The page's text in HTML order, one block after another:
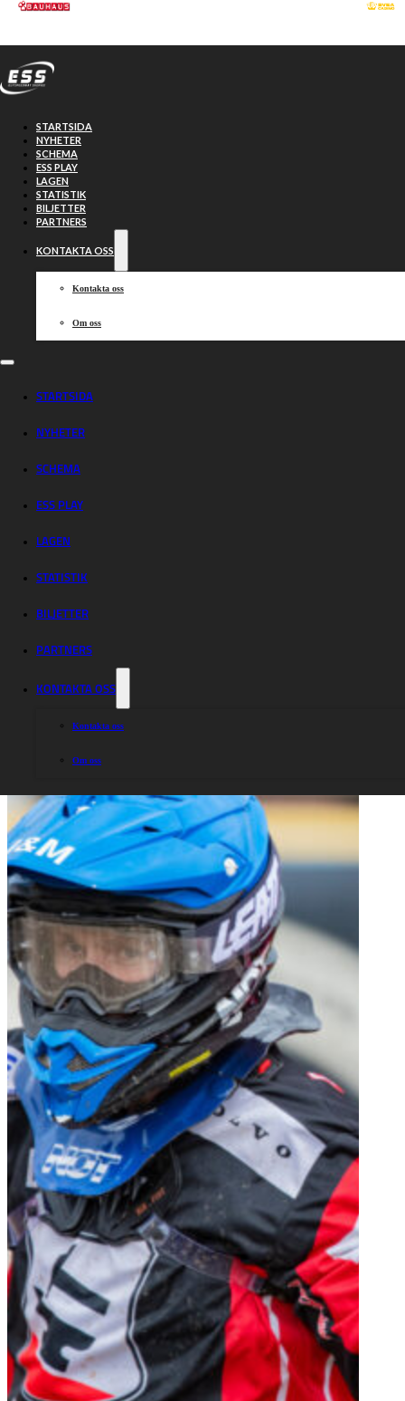
Hoppa till huvudinnehåll
STARTSIDA
NYHETER
SCHEMA
ESS PLAY
LAGEN
STATISTIK
BILJETTER
PARTNERS
KONTAKTA OSS
Kontakta oss
Om oss
STARTSIDA
NYHETER
SCHEMA
ESS PLAY
LAGEN
STATISTIK
BILJETTER
PARTNERS
KONTAKTA OSS
Kontakta oss
Om oss
Första duellen
mellan Smederna
och Lejonen